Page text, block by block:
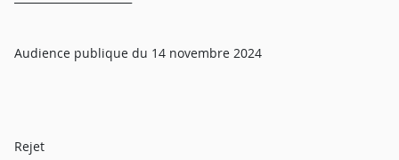
Audience publique du 14 novembre 2024
Rejet